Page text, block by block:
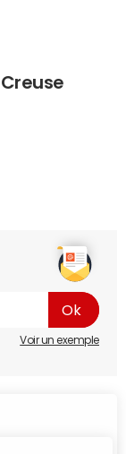
Voir un exemple